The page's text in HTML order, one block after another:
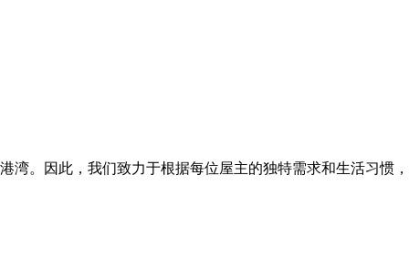
。因此，我们致力于根据每位屋主的独特需求和生活习惯，